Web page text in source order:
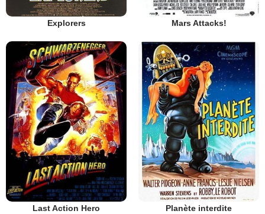
Explorers Mars Attacks!
Last Action Hero Planète interdite